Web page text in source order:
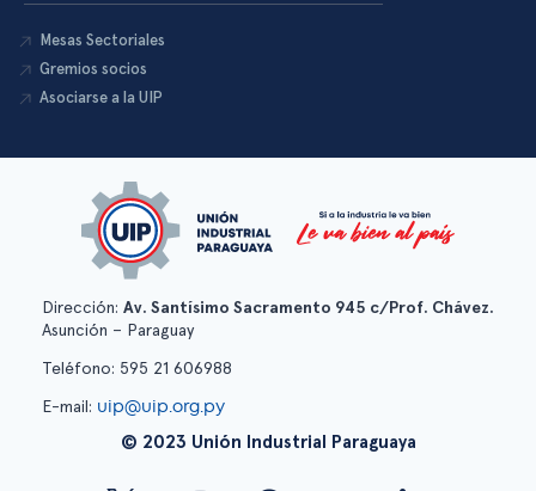
Mesas Sectoriales
Gremios socios
Asociarse a la UIP
Dirección: Av. Santísimo Sacramento 945 c/Prof. Chávez.
Asunción – Paraguay
Teléfono: 595 21 606988
E-mail: uip@uip.org.py
© 2023 Unión Industrial Paraguaya